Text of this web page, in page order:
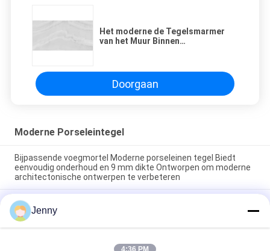
Het moderne de Tegelsmarmer
van het Muur Binnen
Doorgaan
Moderne Porseleintegel
Bijpassende voegmortel Moderne porseleinen tegel Biedt
eenvoudig onderhoud en 9 mm dikte Ontworpen om moderne
architectonische ontwerpen te verbeteren
Eenvoudig te onderhouden moderne porseleinen vloertegel
met een gladde textuur, ontworpen om een strak oppervlak te
bieden dat bestand is tegen vlekken en dagelijkse slijtage
Zwevende Installatie Moderne Porseleinen Tegel Binnen 9mm
Jenny
4:36 PM